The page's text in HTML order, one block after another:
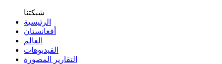
شبكتنا
الرئيسية
أفغانستان
العالم
الفیدیوهات
التقاریر المصورة